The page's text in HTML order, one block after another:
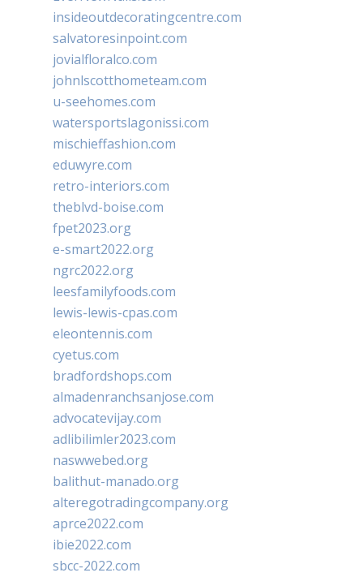
insideoutdecoratingcentre.com
salvatoresinpoint.com
jovialfloralco.com
johnlscotthometeam.com
u-seehomes.com
watersportslagonissi.com
mischieffashion.com
eduwyre.com
retro-interiors.com
theblvd-boise.com
fpet2023.org
e-smart2022.org
ngrc2022.org
leesfamilyfoods.com
lewis-lewis-cpas.com
eleontennis.com
cyetus.com
bradfordshops.com
almadenranchsanjose.com
advocatevijay.com
adlibilimler2023.com
naswwebed.org
balithut-manado.org
alteregotradingcompany.org
aprce2022.com
ibie2022.com
sbcc-2022.com